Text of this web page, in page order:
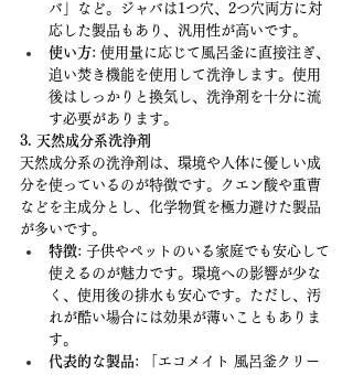
バ」など。ジャバは1つ穴、2つ穴両方に対
応した製品もあり、汎用性が高いです。
使い方: 使用量に応じて風呂釜に直接注ぎ、
追い焚き機能を使用して洗浄します。使用
後はしっかりと換気し、洗浄剤を十分に流
す必要があります。
3. 天然成分系洗浄剤
天然成分系の洗浄剤は、環境や人体に優しい成
分を使っているのが特徴です。クエン酸や重曹
などを主成分とし、化学物質を極力避けた製品
が多いです。
特徴: 子供やペットのいる家庭でも安心して
使えるのが魅力です。環境への影響が少な
く、使用後の排水も安心です。ただし、汚
れが酷い場合には効果が薄いこともありま
す。
代表的な製品: 「エコメイト 風呂釜クリー